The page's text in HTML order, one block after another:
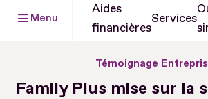
Menu
Aides
financières
Services
Témoignage
Family Plus mise sur la